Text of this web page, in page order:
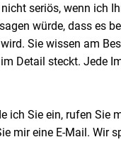
seriös, wenn ich
würde, dass es
Sie wissen am
Detail steckt. Jede
ich Sie ein, rufen Sie
mir eine E-Mail. Wir